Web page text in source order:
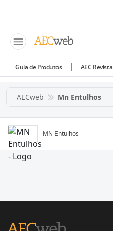
Guia de Produtos AEC Revista
AECweb Mn Entulhos
MN Entulhos